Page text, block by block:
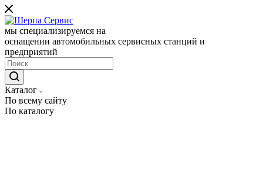
мы специализируемся на
оснащении автомобильных сервисных станций и
предприятий
Каталог
По всему сайту
По каталогу